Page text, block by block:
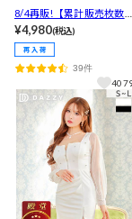
8/4再販!【累計販売枚数1.
3万枚突破！】フロントク
ロスチュールオフショル
タイトミニドレス[XS~LL/
5サイズ展開]
¥4,980(税込)
39件